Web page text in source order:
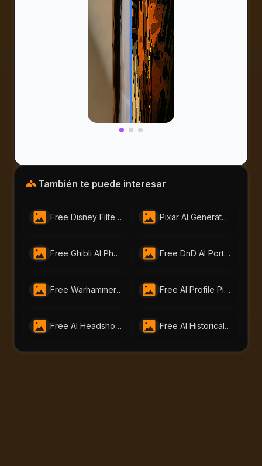
También te puede interesar
Free Disney Filter by AI-Portraits.org | Instantly Create Magical Disney-Style Art Pixar AI Generator - Free Pixar-Style by AI-Portraits
Free Ghibli AI Photo Animation Generator | AI Portraits Free DnD AI Portrait Generator – Create Custom DnD Charactor | ai-portraits.org
Free Warhammer 40K Image Generator: Craft Unique Warhammer Portraits with AI-Portraits.org Free AI Profile Picture Generator | AI Portraits - Create Stunning Headshots Instantly
Free AI Headshot Generator by AI Portraits – Create Professional Photos Instantly Free AI Historical Portrait Generator